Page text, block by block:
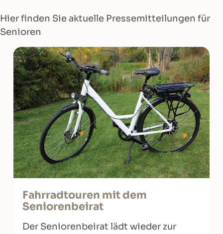
Hier finden Sie aktuelle Pressemitteilungen für
Senioren
Fahrradtouren mit dem
Seniorenbeirat
Der Seniorenbeirat lädt wieder zur